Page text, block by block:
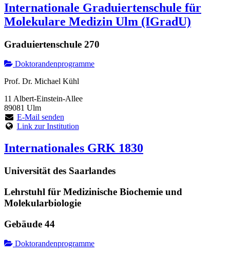
Internationale Graduiertenschule für
Molekulare Medizin Ulm (IGradU)
Graduiertenschule 270
Doktorandenprogramme
Prof. Dr. Michael Kühl
11 Albert-Einstein-Allee
89081 Ulm
E-Mail senden
Link zur Institution
Internationales GRK 1830
Universität des Saarlandes
Lehrstuhl für Medizinische Biochemie und
Molekularbiologie
Gebäude 44
Doktorandenprogramme